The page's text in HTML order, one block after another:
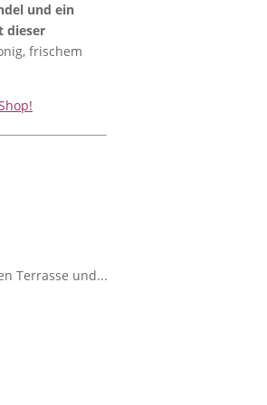
und ein
dieser
frischem
Terrasse und...